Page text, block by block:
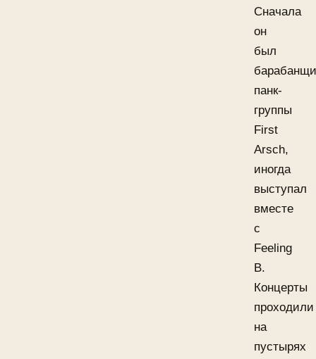
Сначала
он
был
панк-
группы
First
Arsch,
иногда
выступал
вместе
с
Feeling
B.
Концерты
проходили
на
пустырях